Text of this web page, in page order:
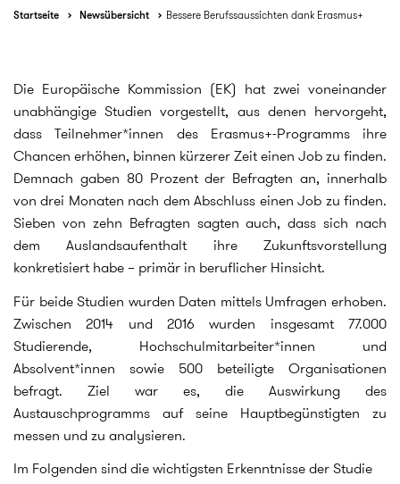
Startseite Newsübersicht Bessere Berufssaussichten dank Erasmus+
Die Europäische Kommission (EK) hat zwei voneinander
unabhängige Studien vorgestellt, aus denen hervorgeht,
dass Teilnehmer*innen des Erasmus+-Programms ihre
Chancen erhöhen, binnen kürzerer Zeit einen Job zu finden.
Demnach gaben 80 Prozent der Befragten an, innerhalb
von drei Monaten nach dem Abschluss einen Job zu finden.
Sieben von zehn Befragten sagten auch, dass sich nach
dem Auslandsaufenthalt ihre Zukunftsvorstellung
konkretisiert habe – primär in beruflicher Hinsicht.
Für beide Studien wurden Daten mittels Umfragen erhoben.
Zwischen 2014 und 2016 wurden insgesamt 77.000
Studierende, Hochschulmitarbeiter*innen und
Absolvent*innen sowie 500 beteiligte Organisationen
befragt. Ziel war es, die Auswirkung des
Austauschprogramms auf seine Hauptbegünstigten zu
messen und zu analysieren.
Im Folgenden sind die wichtigsten Erkenntnisse der Studie